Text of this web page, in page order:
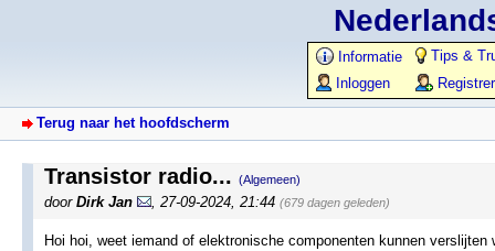
Informatie
Tips &
Inloggen
Terug naar het hoofdscherm
Transistor radio... (Algemeen)
door Dirk Jan 27-09-2024, 21:44 (679 dagen geleden)
Hoi hoi, weet iemand of elektronische componenten kunnen